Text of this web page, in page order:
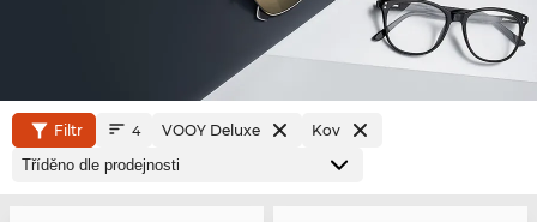
Filtr 4 VOOY Deluxe Kov